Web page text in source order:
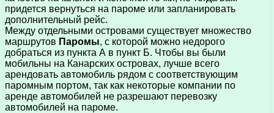
придется вернуться на пароме или запланировать
дополнительный рейс.
Между отдельными островами существует множество
маршрутов Паромы, с которой можно недорого
добраться из пункта А в пункт Б. Чтобы вы были
мобильны на Канарских островах, лучше всего
арендовать автомобиль рядом с соответствующим
паромным портом, так как некоторые компании по
аренде автомобилей не разрешают перевозку
автомобилей на пароме.